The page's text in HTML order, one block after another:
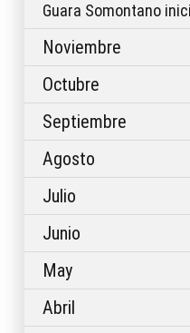
Guara Somontano
Noviembre
Octubre
Septiembre
Agosto
Julio
Junio
May
Abril